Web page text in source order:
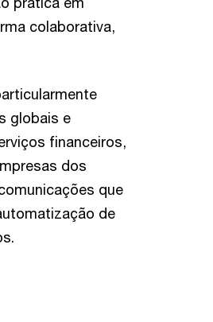
colaborativa,
globais e
financeiros,
dos
que
de